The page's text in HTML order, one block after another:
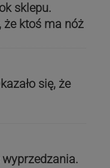
sklepu.
że ktoś ma nóż
się, że